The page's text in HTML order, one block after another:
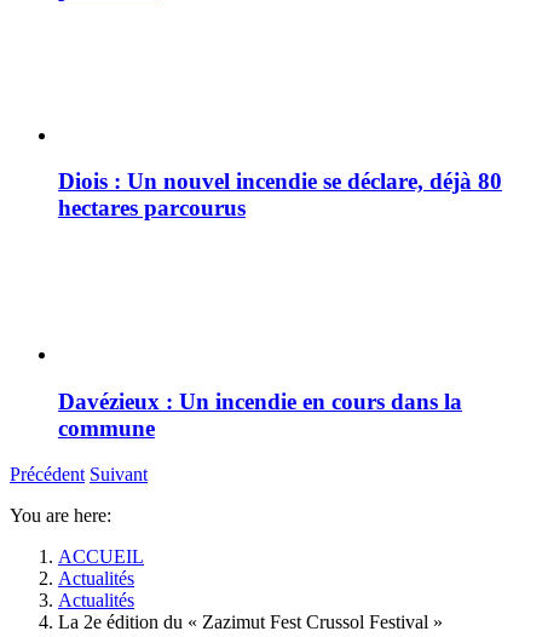
Diois : Un nouvel incendie se déclare, déjà 80
hectares parcourus
Davézieux : Un incendie en cours dans la
commune
Précédent Suivant
You are here:
ACCUEIL
Actualités
Actualités
La 2e édition du « Zazimut Fest Crussol Festival »